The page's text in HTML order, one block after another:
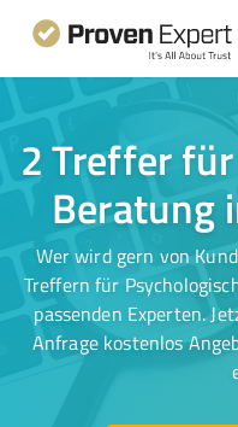
2 Treffer
Beratung
Wer wird gern von
Treffern für
passenden Experten.
Anfrage kostenlos